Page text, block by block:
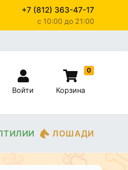
+7 (812) 363-47-17
c 10:00 до 21:00
Войти
0
Корзина
ЛОШАДИ